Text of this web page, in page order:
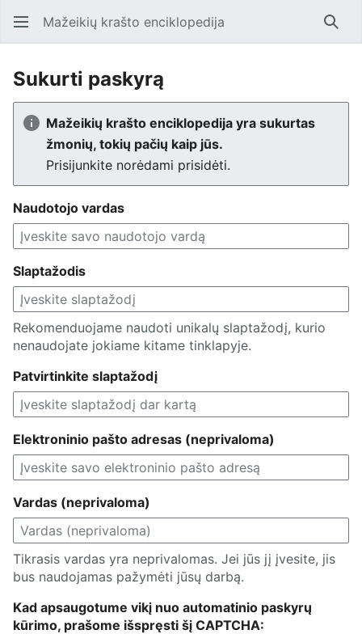
Mažeikių krašto enciklopedija
Sukurti paskyrą
Mažeikių krašto enciklopedija yra sukurtas
žmonių, tokių pačių kaip jūs.
Prisijunkite norėdami prisidėti.
Naudotojo vardas
Slaptažodis
Rekomenduojame naudoti unikalų slaptažodį, kurio
nenaudojate jokiame kitame tinklapyje.
Patvirtinkite slaptažodį
Elektroninio pašto adresas (neprivaloma)
Vardas (neprivaloma)
Tikrasis vardas yra neprivalomas. Jei jūs jį įvesite, jis
bus naudojamas pažymėti jūsų darbą.
Kad apsaugotume vikį nuo automatinio paskyrų
kūrimo, prašome išspręsti šį CAPTCHA: